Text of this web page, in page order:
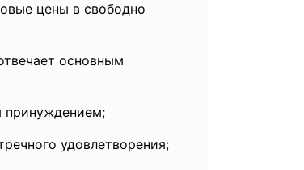
цены в свободно
основным
принуждением;
удовлетворения;